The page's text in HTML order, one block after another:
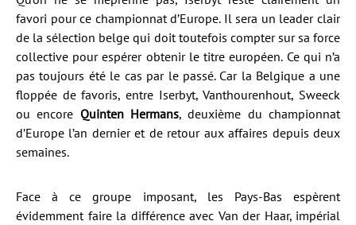
favori pour ce championnat d’Europe. Il sera un leader clair
de la sélection belge qui doit toutefois compter sur sa force
collective pour espérer obtenir le titre européen. Ce qui n’a
pas toujours été le cas par le passé. Car la Belgique a une
floppée de favoris, entre Iserbyt, Vanthourenhout, Sweeck
ou encore Quinten Hermans, deuxième du championnat
d’Europe l’an dernier et de retour aux affaires depuis deux
semaines.
Face à ce groupe imposant, les Pays-Bas espèrent
évidemment faire la différence avec Van der Haar, impérial